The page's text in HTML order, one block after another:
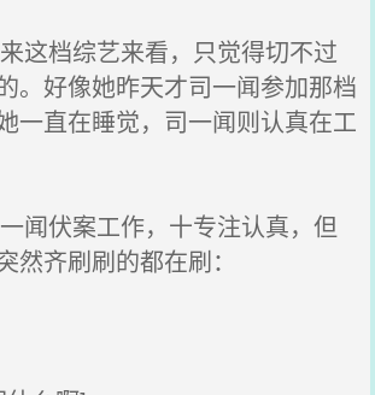
这档综艺来看，只觉得切不过
。好像她昨天才司一闻参加那档
一直在睡觉，司一闻则认真在工
闻伏案工作，十专注认真，但
然齐刷刷的都在刷：